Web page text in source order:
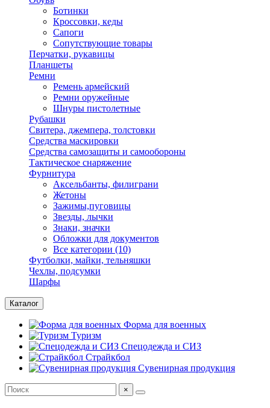
Ботинки
Кроссовки, кеды
Сапоги
Сопутствующие товары
Перчатки, рукавицы
Планшеты
Ремни
Ремень армейский
Ремни оружейные
Шнуры пистолетные
Рубашки
Свитера, джемпера, толстовки
Средства маскировки
Средства самозащиты и самообороны
Тактическое снаряжение
Фурнитура
Аксельбанты, филиграни
Жетоны
Зажимы,пуговицы
Звезды, лычки
Знаки, значки
Обложки для документов
Все категории (10)
Футболки, майки, тельняшки
Чехлы, подсумки
Шарфы
Каталог
Форма для военных
Туризм
Спецодежда и СИЗ
Страйкбол
Сувенирная продукция
×